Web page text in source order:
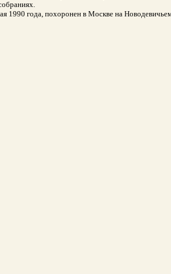
года, похоронен в Москве на